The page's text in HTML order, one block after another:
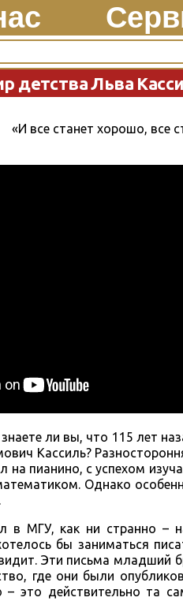
детства Льва
«И все станет хорошо, все
ли вы, что 115 лет
Кассиль?
на пианино, с успехом
Однако
в МГУ, как ни странно –
бы заниматься
Эти письма младший
где они были
это действительно та